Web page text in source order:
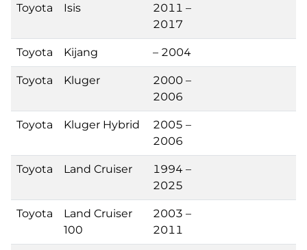
Toyota Isis
2011 –
2017
Toyota Kijang – 2004
Toyota Kluger
2000 –
2006
Toyota Kluger Hybrid
2005 –
2006
Toyota Land Cruiser
1994 –
2025
Toyota
Land Cruiser
100
2003 –
2011